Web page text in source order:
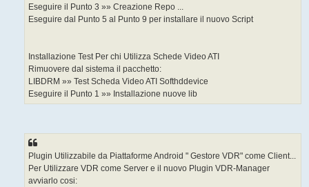
Eseguire il Punto 3 »» Creazione Repo ...
Eseguire dal Punto 5 al Punto 9 per installare il nuovo Script
Installazione Test Per chi Utilizza Schede Video ATI
Rimuovere dal sistema il pacchetto:
LIBDRM »» Test Scheda Video ATI Softhddevice
Eseguire il Punto 1 »» Installazione nuove lib
Plugin Utilizzabile da Piattaforme Android " Gestore VDR" come Client...
Per Utilizzare VDR come Server e il nuovo Plugin VDR-Manager
avviarlo cosi: